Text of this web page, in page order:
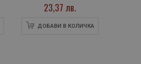
23,37 лв.
ДОБАВИ В КОЛИЧКА